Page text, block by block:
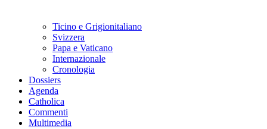
Ticino e Grigionitaliano
Svizzera
Papa e Vaticano
Internazionale
Cronologia
Dossiers
Agenda
Catholica
Commenti
Multimedia